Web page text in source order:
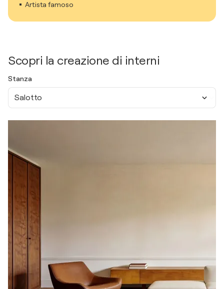
Artista famoso
Scopri la creazione di interni
Stanza
Salotto